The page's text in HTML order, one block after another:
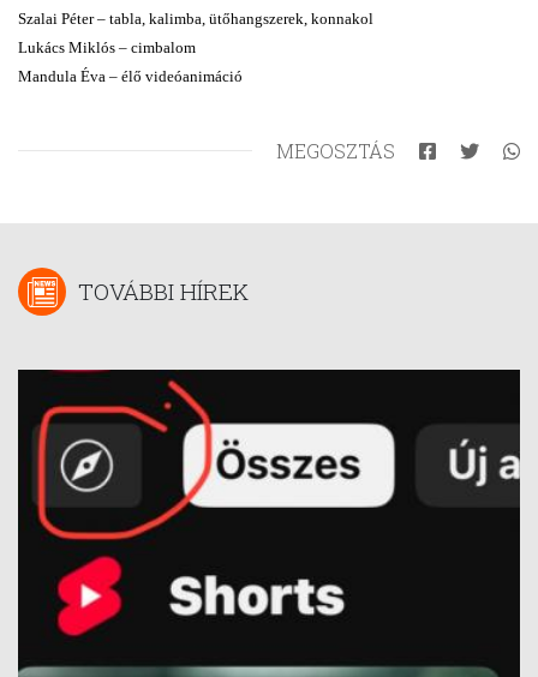
Szalai Péter – tabla, kalimba, ütőhangszerek, konnakol
Lukács Miklós – cimbalom
Mandula Éva – élő videóanimáció
MEGOSZTÁS
TOVÁBBI HÍREK